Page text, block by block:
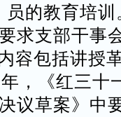
的教育培
求支部干事
容包括讲授
，《红三十
议草案》中